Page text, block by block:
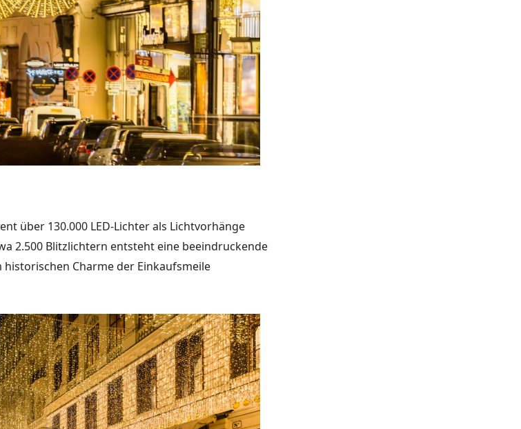
über 130.000 LED-Lichter als Lichtvorhänge
2.500 Blitzlichtern entsteht eine beeindruckende
Charme der Einkaufsmeile